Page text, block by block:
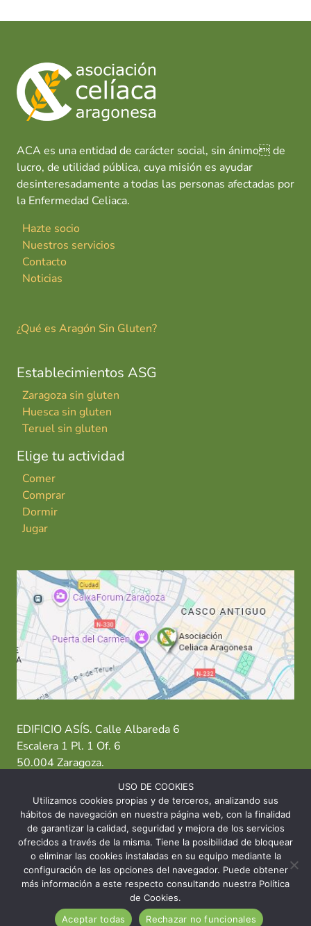
ACA es una entidad de carácter social, sin ánimo de
lucro, de utilidad pública, cuya misión es ayudar
desinteresadamente a todas las personas afectadas por
la Enfermedad Celiaca.
Hazte socio
Nuestros servicios
Contacto
Noticias
¿Qué es Aragón Sin Gluten?
Establecimientos ASG
Zaragoza sin gluten
Huesca sin gluten
Teruel sin gluten
Elige tu actividad
Comer
Comprar
Dormir
Jugar
EDIFICIO ASÍS. Calle Albareda 6
Escalera 1 Pl. 1 Of. 6
50.004 Zaragoza.
T: 976 484 949 M: 635 638 563
Sede Zaragoza·Sede Huesca· Sede Teruel
© 2026 Asociación Celíaca Aragonesa
USO DE COOKIES
Utilizamos cookies propias y de terceros, analizando sus
hábitos de navegación en nuestra página web, con la finalidad
de garantizar la calidad, seguridad y mejora de los servicios
ofrecidos a través de la misma. Tiene la posibilidad de bloquear
o eliminar las cookies instaladas en su equipo mediante la
configuración de las opciones del navegador. Puede obtener
más información a este respecto consultando nuestra Política
de Cookies.
Aceptar todas
Rechazar no funcionales